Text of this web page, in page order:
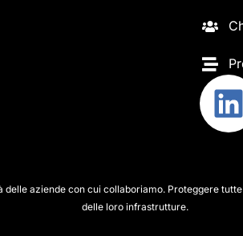
aziende con cui collaboriamo. Proteggere
delle loro infrastrutture.